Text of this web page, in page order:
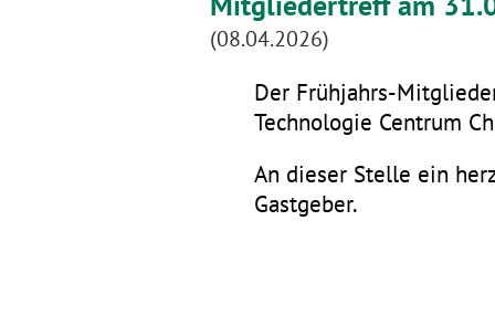
(08.04.2026)
Der Frühjahrs-
Technologie Centrum
An dieser Stelle ein
Gastgeber.